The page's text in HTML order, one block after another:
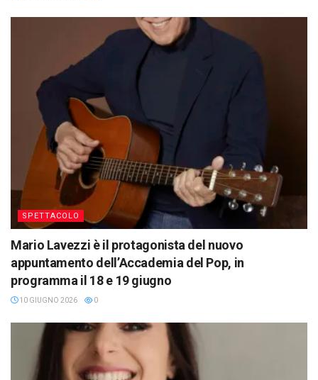
SPETTACOLO
Mario Lavezzi è il protagonista del nuovo
appuntamento dell’Accademia del Pop, in
programma il 18 e 19 giugno
10 GIUGNO 2026 0